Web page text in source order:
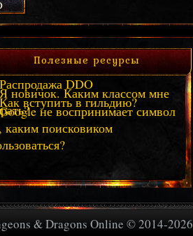
Полезные ресурсы
Распродажа DDO
Я новичок. Каким классом мне
Как вступить в гильдию?
Google не воспринимает символ
каким поисковиком
& Dragons Online © 2014-2026